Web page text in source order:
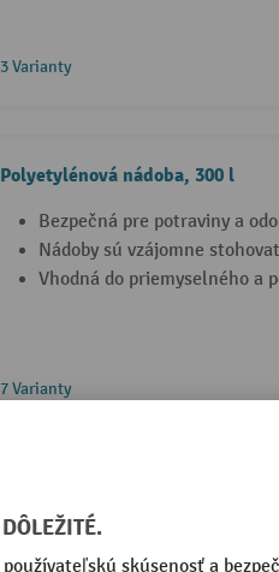
3 Varianty
Polyetylénová nádoba, 300 l
Bezpečná pre potraviny a
Nádoby sú vzájomne
Vhodná do priemyselného a
7 Varianty